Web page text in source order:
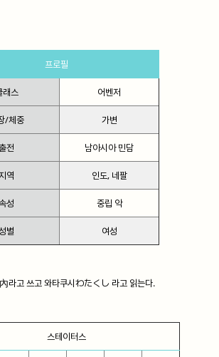
프로필
래스 어벤저
/체중 가변
전 남아시아 민담
역 인도, 네팔
성 중립 악
별 여성
라고 쓰고 와타쿠시わたくし 라고 읽는다.
스테이터스